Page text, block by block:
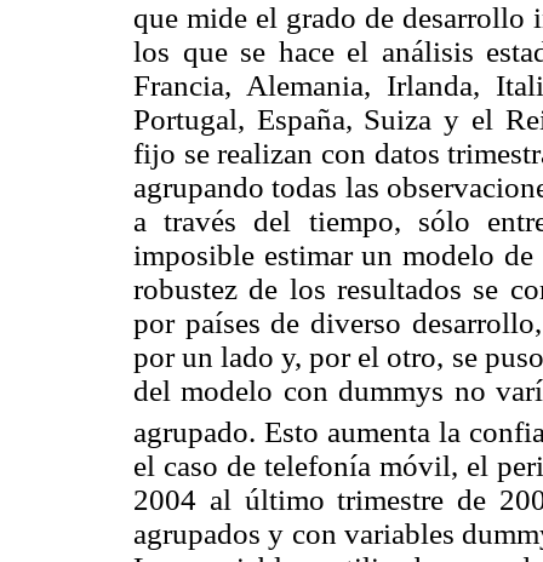
que mide el grado de desarrollo
los que se hace el análisis
Francia, Alemania, Irlanda,
Portugal, España, Suiza y el
fijo se realizan con datos
agrupando todas las
a través del tiempo, sólo
imposible estimar un modelo
robustez de los resultados se
por países de diverso
por un lado y, por el otro, se
del modelo con dummys no
agrupado. Esto aumenta la
el caso de telefonía móvil, el
2004 al último trimestre de
agrupados y con variables